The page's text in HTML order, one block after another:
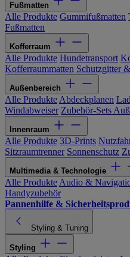
Fußmatten
Alle Produkte Gummifußmatten
Fußmatten
Kofferraum
Alle Produkte Hundetransport
Kofferraummatten Schutzgitter
Außenbereich
Alle Produkte Abdeckplanen
Windabweiser Zubehör-Sets
Innenraum
Alle Produkte 3D-Prints
Sitzraumtrenner Sonnenschutz
Multimedia & Technologie
Alle Produkte Audio &
Handyzubehör
Pannenhilfe &
Styling & Tuning
Styling